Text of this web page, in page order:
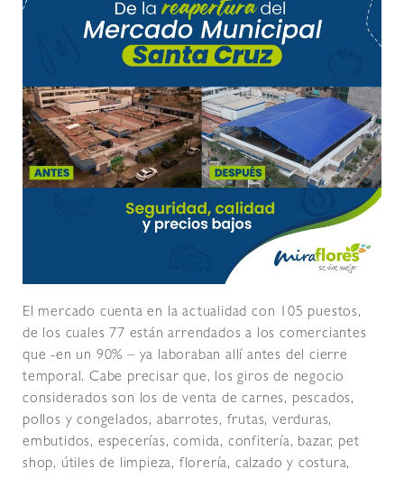
El mercado cuenta en la actualidad con 105 puestos,
de los cuales 77 están arrendados a los comerciantes
que -en un 90% – ya laboraban allí antes del cierre
temporal. Cabe precisar que, los giros de negocio
considerados son los de venta de carnes, pescados,
pollos y congelados, abarrotes, frutas, verduras,
embutidos, especerías, comida, confitería, bazar, pet
shop, útiles de limpieza, florería, calzado y costura,